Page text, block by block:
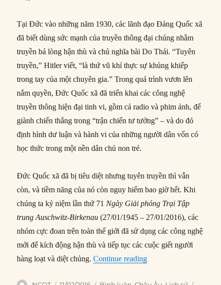
Tại Đức vào những năm 1930, các lãnh đạo Đảng Quốc xã
đã biết dùng sức mạnh của truyền thông đại chúng nhằm
truyền bá lòng hận thù và chủ nghĩa bài Do Thái. “Tuyên
truyền,” Hitler viết, “là thứ vũ khí thực sự khủng khiếp
trong tay của một chuyên gia.” Trong quá trình vươn lên
nắm quyền, Đức Quốc xã đã triển khai các công nghệ
truyền thông hiện đại tinh vi, gồm cả radio và phim ảnh, để
giành chiến thắng trong “trận chiến tư tưởng” – và do đó
định hình dư luận và hành vi của những người dân vốn có
học thức trong một nền dân chủ non trẻ.
Đức Quốc xã đã bị tiêu diệt nhưng tuyên truyền thì vẫn
còn, và tiềm năng của nó còn nguy hiểm bao giờ hết. Khi
chúng ta kỷ niệm lần thứ 71 Ngày Giải phóng Trại Tập
trung Auschwitz-Birkenau (27/01/1945 – 27/01/2016), các
nhóm cực đoan trên toàn thế giới đã sử dụng các công nghệ
mới để kích động hận thù và tiếp tục các cuộc giết người
hàng loạt và diệt chủng.Continue reading“Sức mạnh tuyên